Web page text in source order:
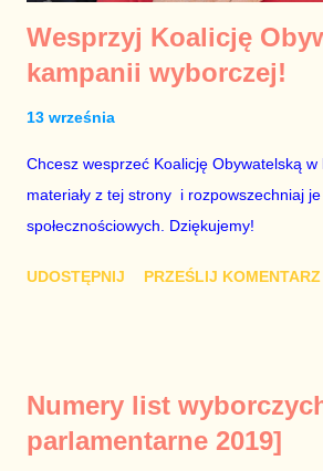
Wesprzyj Koalicję
kampanii wyborczej!
13 września
Chcesz wesprzeć Koalicję Obywatelską
materiały z tej strony i rozpowszechniaj
społecznościowych. Dziękujemy!
UDOSTĘPNIJ PRZEŚLIJ KOMENTARZ
Numery list
parlamentarne 2019]